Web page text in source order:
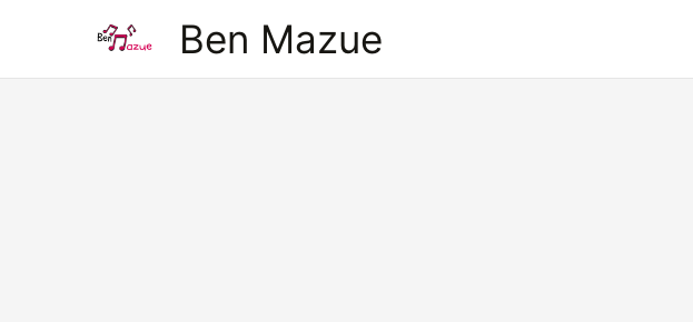
Ben Mazue